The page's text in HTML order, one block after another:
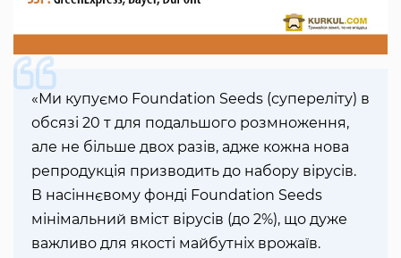
«Ми купуємо Foundation Seeds (супереліту) в
обсязі 20 т для подальшого розмноження,
але не більше двох разів, адже кожна нова
репродукція призводить до набору вірусів.
В насіннєвому фонді Foundation Seeds
мінімальний вміст вірусів (до 2%), що дуже
важливо для якості майбутніх врожаїв.